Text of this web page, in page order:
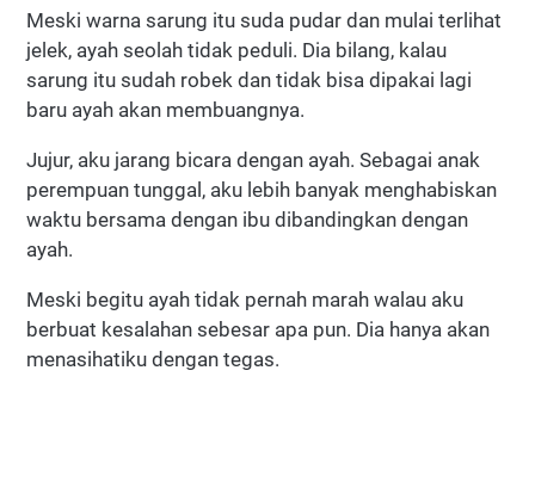
Meski warna sarung itu suda pudar dan mulai terlihat
jelek, ayah seolah tidak peduli. Dia bilang, kalau
sarung itu sudah robek dan tidak bisa dipakai lagi
baru ayah akan membuangnya.
Jujur, aku jarang bicara dengan ayah. Sebagai anak
perempuan tunggal, aku lebih banyak menghabiskan
waktu bersama dengan ibu dibandingkan dengan
ayah.
Meski begitu ayah tidak pernah marah walau aku
berbuat kesalahan sebesar apa pun. Dia hanya akan
menasihatiku dengan tegas.